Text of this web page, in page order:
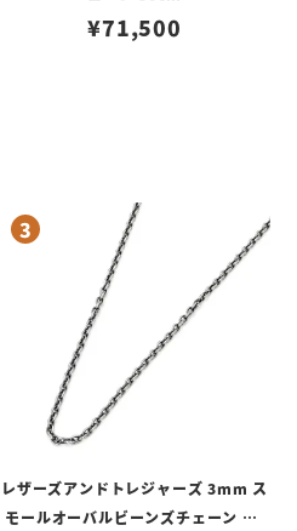
¥71,500
レザーズアンドトレジャーズ 3mm ス
モールオーバルビーンズチェーン w/